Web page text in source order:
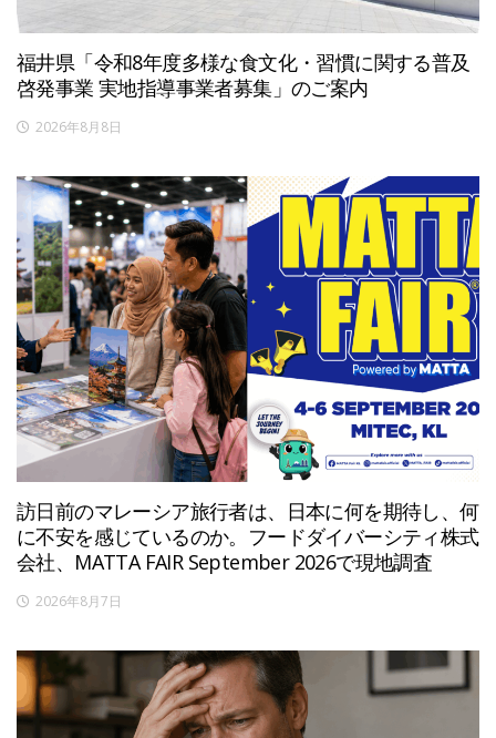
福井県「令和8年度多様な食文化・習慣に関する普及
啓発事業 実地指導事業者募集」のご案内
2026年8月8日
訪日前のマレーシア旅行者は、日本に何を期待し、何
に不安を感じているのか。フードダイバーシティ株式
会社、MATTA FAIR September 2026で現地調査
2026年8月7日